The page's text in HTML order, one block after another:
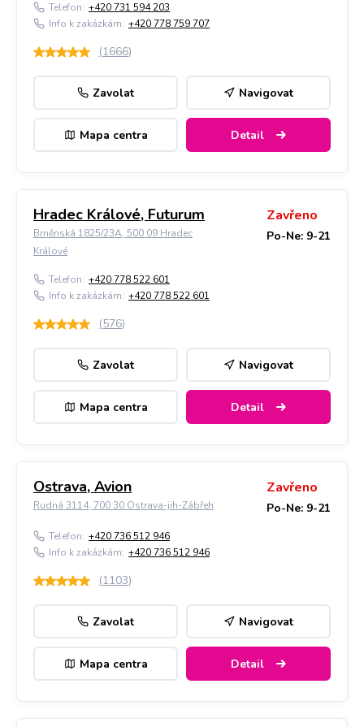
Telefon: +420 731 594 203
Info k zakázkám: +420 778 759 707
(1666)
Zavolat Navigovat
Mapa centra Detail
Hradec Králové, Futurum
Brněnská 1825/23A, 500 09 Hradec
Králové
Zavřeno
Po-Ne: 9-21
Telefon: +420 778 522 601
Info k zakázkám: +420 778 522 601
(576)
Zavolat Navigovat
Mapa centra Detail
Ostrava, Avion
Rudná 3114, 700 30 Ostrava-jih-Zábřeh
Zavřeno
Po-Ne: 9-21
Telefon: +420 736 512 946
Info k zakázkám: +420 736 512 946
(1103)
Zavolat Navigovat
Mapa centra Detail